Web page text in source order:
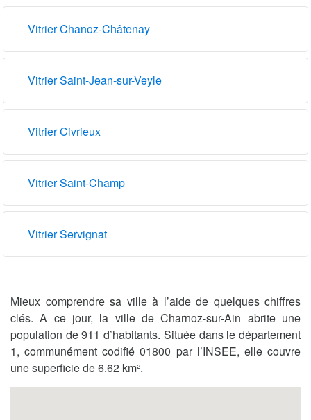
Vitrier Chanoz-Châtenay
Vitrier Saint-Jean-sur-Veyle
Vitrier Civrieux
Vitrier Saint-Champ
Vitrier Servignat
Mieux comprendre sa ville à l’aide de quelques chiffres
clés. A ce jour, la ville de Charnoz-sur-Ain abrite une
population de 911 d’habitants. Située dans le département
1, communément codifié 01800 par l’INSEE, elle couvre
une superficie de 6.62 km².